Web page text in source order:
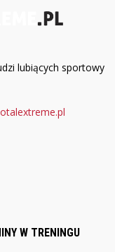
lubiących sportowy
W TRENINGU